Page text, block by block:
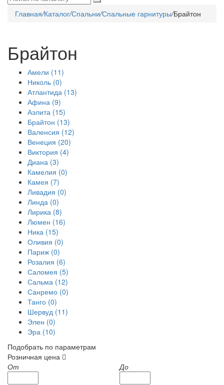
Главная/Каталог/Спальни/Спальные гарнитуры/Брайтон
Брайтон
Амели (11)
Николь (0)
Атлантида (13)
Афина (9)
Аэлита (15)
Брайтон (13)
Валенсия (12)
Венеция (20)
Виктория (4)
Диана (3)
Камелия (0)
Камея (7)
Ливадия (0)
Линда (0)
Лирика (8)
Люмен (16)
Ника (15)
Оливия (0)
Париж (0)
Розалия (6)
Саломея (5)
Сальма (12)
Санремо (0)
Танго (0)
Шервуд (11)
Элен (0)
Эра (10)
Подобрать по параметрам
Розничная цена
От
До